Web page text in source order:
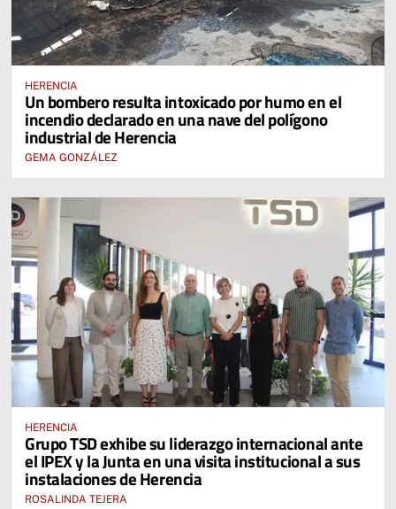
HERENCIA
Un bombero resulta intoxicado por humo en el
incendio declarado en una nave del polígono
industrial de Herencia
GEMA GONZÁLEZ
HERENCIA
Grupo TSD exhibe su liderazgo internacional ante
el IPEX y la Junta en una visita institucional a sus
instalaciones de Herencia
ROSALINDA TEJERA